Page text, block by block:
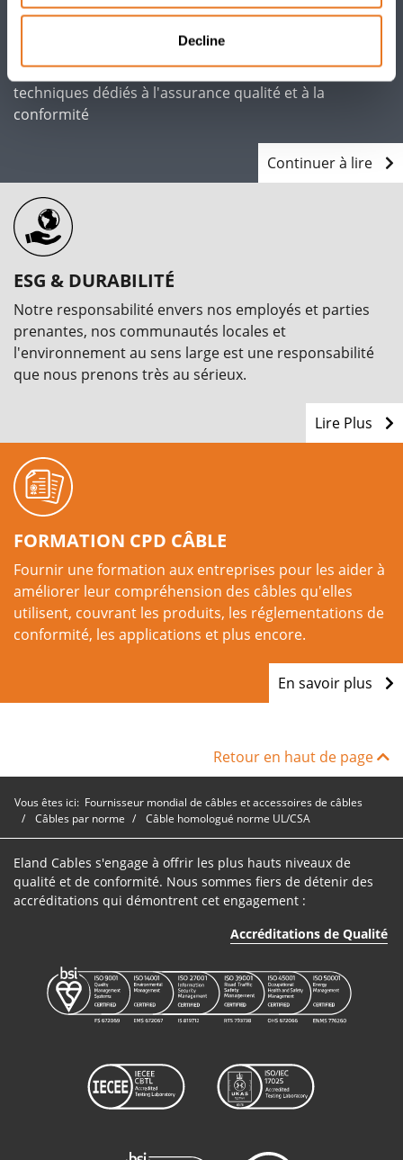
Decline
17025 par l'UKAS, notre centre d'essais spécialisé pour
câbles moyenne tension ainsi que nos experts
techniques dédiés à l'assurance qualité et à la
conformité
Continuer à lire
ESG & DURABILITÉ
Notre responsabilité envers nos employés et parties
prenantes, nos communautés locales et
l'environnement au sens large est une responsabilité
que nous prenons très au sérieux.
Lire Plus
FORMATION CPD CÂBLE
Fournir une formation aux entreprises pour les aider à
améliorer leur compréhension des câbles qu'elles
utilisent, couvrant les produits, les réglementations de
conformité, les applications et plus encore.
En savoir plus
Retour en haut de page
Vous êtes ici: Fournisseur mondial de câbles et accessoires de câbles
Câbles par norme
Câble homologué norme UL/CSA
Eland Cables s'engage à offrir les plus hauts niveaux de
qualité et de conformité. Nous sommes fiers de détenir des
accréditations qui démontrent cet engagement :
Accréditations de Qualité